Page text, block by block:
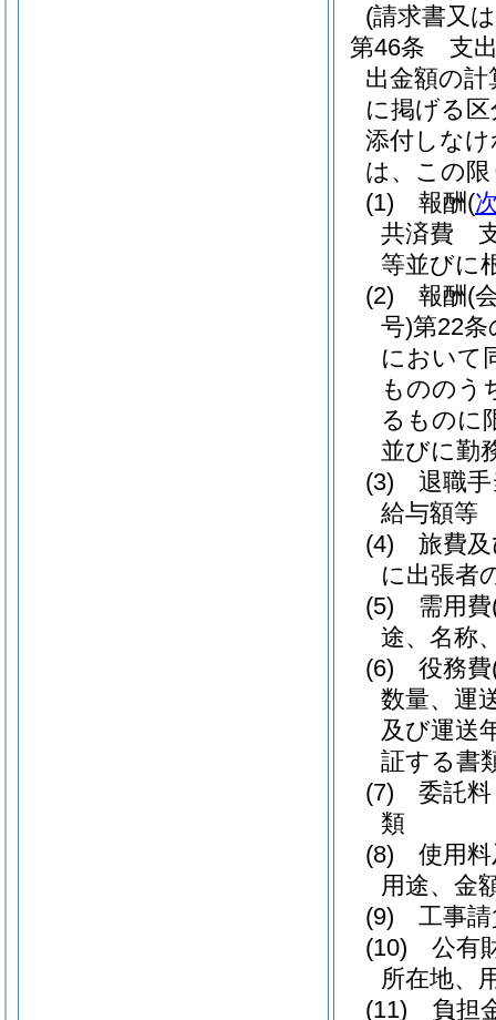
(請求書又
第46条
支
出金額の
に掲げる
添付しな
は、この
(1)
報酬(
共済費
等並びに
(2)
報酬(
号)第22
において
もののう
るものに
並びに勤
(3)
退職
給与額等
(4)
旅費
に出張者
(5)
需用費
途、名称
(6)
役務費
数量、運
及び運送
証する書
(7)
委託
類
(8)
使用
用途、金
(9)
工事
(10)
公有
所在地、
(11)
負担